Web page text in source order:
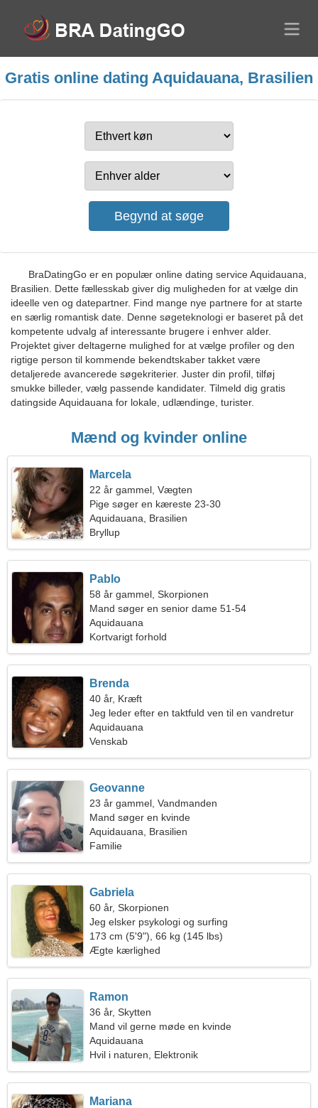
Gratis online dating Aquidauana, Brasilien
BraDatingGo er en populær online dating service Aquidauana,
Brasilien. Dette fællesskab giver dig muligheden for at vælge din
ideelle ven og datepartner. Find mange nye partnere for at starte
en særlig romantisk date. Denne søgeteknologi er baseret på det
kompetente udvalg af interessante brugere i enhver alder.
Projektet giver deltagerne mulighed for at vælge profiler og den
rigtige person til kommende bekendtskaber takket være
detaljerede avancerede søgekriterier. Juster din profil, tilføj
smukke billeder, vælg passende kandidater. Tilmeld dig gratis
datingside Aquidauana for lokale, udlændinge, turister.
Mænd og kvinder online
Marcela
22 år gammel, Vægten
Pige søger en kæreste 23-30
Aquidauana, Brasilien
Bryllup
Pablo
58 år gammel, Skorpionen
Mand søger en senior dame 51-54
Aquidauana
Kortvarigt forhold
Brenda
40 år, Kræft
Jeg leder efter en taktfuld ven til en vandretur
Aquidauana
Venskab
Geovanne
23 år gammel, Vandmanden
Mand søger en kvinde
Aquidauana, Brasilien
Familie
Gabriela
60 år, Skorpionen
Jeg elsker psykologi og surfing
173 cm (5'9"), 66 kg (145 lbs)
Ægte kærlighed
Ramon
36 år, Skytten
Mand vil gerne møde en kvinde
Aquidauana
Hvil i naturen, Elektronik
Mariana